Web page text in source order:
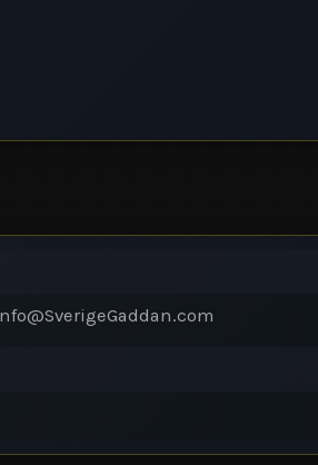
SverigeGaddan.com